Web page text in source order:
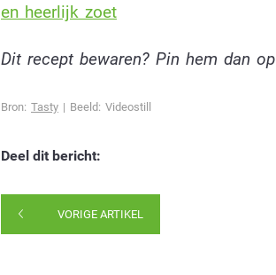
en heerlijk zoet
Dit recept bewaren? Pin hem dan op
Bron: Tasty| Beeld: Videostill
Deel dit bericht:
VORIGE ARTIKEL